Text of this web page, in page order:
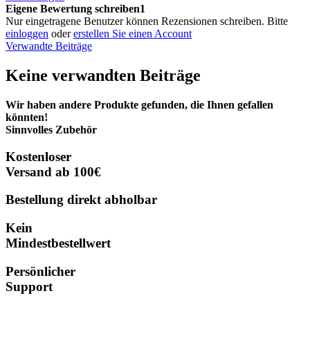
Eigene Bewertung schreiben1
Nur eingetragene Benutzer können Rezensionen schreiben. Bitte
einloggen odererstellen Sie einen Account
Verwandte Beiträge
Keine verwandten Beiträge
Wir haben andere Produkte gefunden, die Ihnen gefallen
könnten!
Sinnvolles Zubehör
Kostenloser
Versand ab 100€
Bestellung direkt abholbar
Kein
Mindestbestellwert
Persönlicher
Support